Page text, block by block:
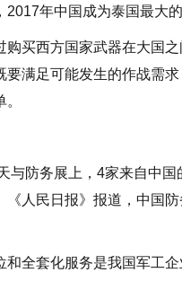
2017年中国成为泰国最大
买西方国家武器在大国
满足可能发生的作战需
与防务展上，4家来自中
人民日报》报道，中国
全套化服务是我国军工